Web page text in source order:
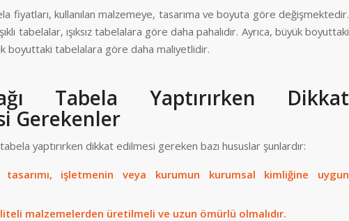
fiyatları, kullanılan malzemeye, tasarıma ve boyuta göre değişmektedir.
tabelalar, ışıksız tabelalara göre daha pahalıdır. Ayrıca, büyük boyuttaki
boyuttaki tabelalara göre daha maliyetlidir.
Tabela Yaptırırken Dikkat
Gerekenler
tabela yaptırırken dikkat edilmesi gereken bazı hususlar şunlardır:
tasarımı, işletmenin veya kurumun kurumsal kimliğine uygun
malzemelerden üretilmeli ve uzun ömürlü olmalıdır.